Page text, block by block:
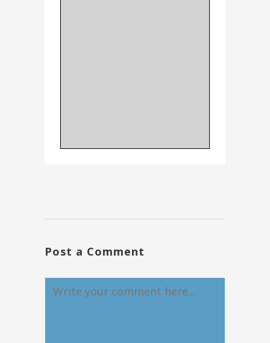
Post a Comment